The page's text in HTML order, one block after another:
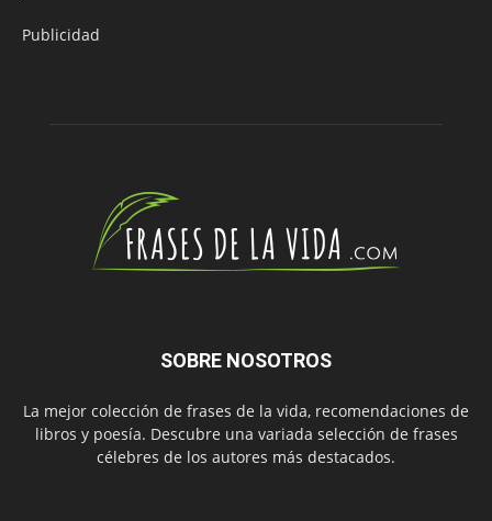
Publicidad
SOBRE NOSOTROS
La mejor colección de frases de la vida, recomendaciones de
libros y poesía. Descubre una variada selección de frases
célebres de los autores más destacados.